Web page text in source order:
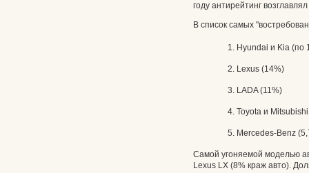
году антирейтинг
В список самых
Hyundai и Kia (по
Lexus (14%)
LADA (11%)
Toyota и
Mercedes-Benz
Самой угоняемой моделью
Lexus LX (8% краж авто).